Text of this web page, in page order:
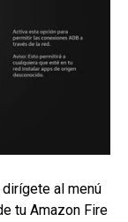
dirígete al menú
tu Amazon Fire